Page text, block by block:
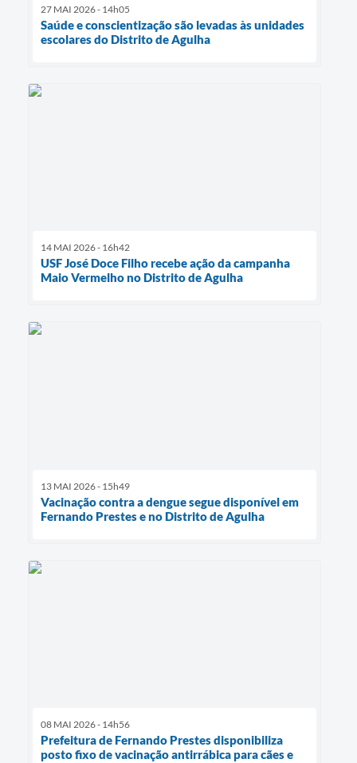
27 MAI 2026 - 14h05
Saúde e conscientização são levadas às unidades
escolares do Distrito de Agulha
14 MAI 2026 - 16h42
USF José Doce Filho recebe ação da campanha
Maio Vermelho no Distrito de Agulha
13 MAI 2026 - 15h49
Vacinação contra a dengue segue disponível em
Fernando Prestes e no Distrito de Agulha
08 MAI 2026 - 14h56
Prefeitura de Fernando Prestes disponibiliza
posto fixo de vacinação antirrábica para cães e